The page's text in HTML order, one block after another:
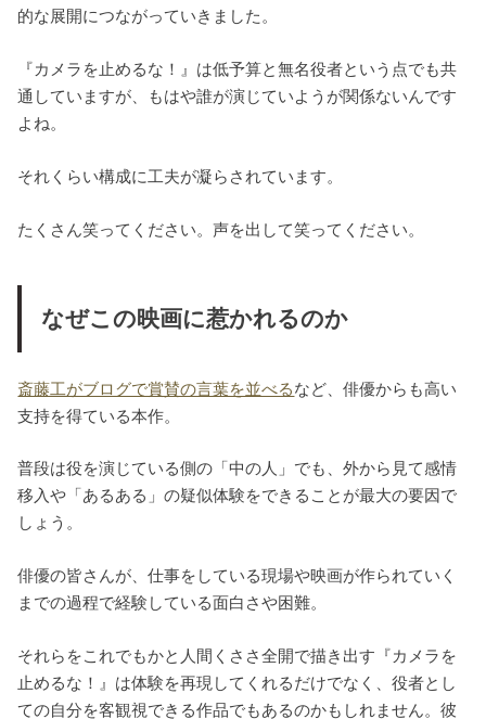
的な展開につながっていきました。
『カメラを止めるな！』は低予算と無名役者という点でも共
通していますが、もはや誰が演じていようが関係ないんです
よね。
それくらい構成に工夫が凝らされています。
たくさん笑ってください。声を出して笑ってください。
なぜこの映画に惹かれるのか
斎藤工がブログで賞賛の言葉を並べるなど、俳優からも高い
支持を得ている本作。
普段は役を演じている側の「中の人」でも、外から見て感情
移入や「あるある」の疑似体験をできることが最大の要因で
しょう。
俳優の皆さんが、仕事をしている現場や映画が作られていく
までの過程で経験している面白さや困難。
それらをこれでもかと人間くささ全開で描き出す『カメラを
止めるな！』は体験を再現してくれるだけでなく、役者とし
ての自分を客観視できる作品でもあるのかもしれません。彼